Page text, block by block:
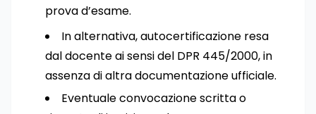
prova d’esame.
In alternativa, autocertificazione resa
dal docente ai sensi del DPR 445/2000, in
assenza di altra documentazione ufficiale.
Eventuale convocazione scritta o